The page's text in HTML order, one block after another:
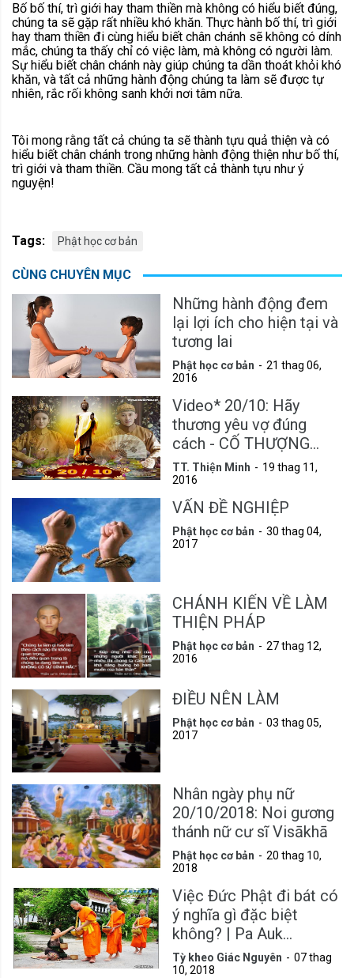
Bố bố thí, trì giới hay tham thiền mà không có hiểu biết đúng,
chúng ta sẽ gặp rất nhiều khó khăn. Thực hành bố thí, trì giới
hay tham thiền đi cùng hiểu biết chân chánh sẽ không có dính
mắc, chúng ta thấy chỉ có việc làm, mà không có người làm.
Sự hiểu biết chân chánh này giúp chúng ta dần thoát khỏi khó
khăn, và tất cả những hành động chúng ta làm sẽ được tự
nhiên, rắc rối không sanh khởi nơi tâm nữa.
Tôi mong rằng tất cả chúng ta sẽ thành tựu quả thiện và có
hiểu biết chân chánh trong những hành động thiện như bố thí,
trì giới và tham thiền. Cầu mong tất cả thành tựu như ý
nguyện!
Tags: Phật học cơ bản
CÙNG CHUYÊN MỤC
Những hành động đem
lại lợi ích cho hiện tại và
tương lai
Phật học cơ bản
21 thag 06,
2016
Video* 20/10: Hãy
thương yêu vợ đúng
cách - CỐ THƯỢNG
TỌA THÍCH THIỆN
TT. Thiện Minh
19 thag 11,
2016
VẤN ĐỀ NGHIỆP
Phật học cơ bản
30 thag 04,
2017
CHÁNH KIẾN VỀ LÀM
THIỆN PHÁP
Phật học cơ bản
27 thag 12,
2016
ĐIỀU NÊN LÀM
Phật học cơ bản
03 thag 05,
2017
Nhân ngày phụ nữ
20/10/2018: Noi gương
thánh nữ cư sĩ Visākhā
Phật học cơ bản
20 thag 10,
2018
Việc Đức Phật đi bát có
ý nghĩa gì đặc biệt
không? | Pa Auk
Sayadaw
Tỳ kheo Giác Nguyên
07 thag
10, 2018